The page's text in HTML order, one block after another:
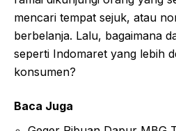
mencari tempat sejuk, atau
berbelanja. Lalu, bagaimana
seperti Indomaret yang lebih
konsumen?
Baca Juga